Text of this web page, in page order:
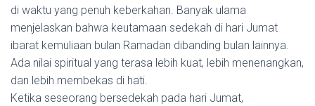
di waktu yang penuh keberkahan. Banyak ulama
menjelaskan bahwa keutamaan sedekah di hari Jumat
ibarat kemuliaan bulan Ramadan dibanding bulan lainnya.
Ada nilai spiritual yang terasa lebih kuat, lebih menenangkan,
dan lebih membekas di hati.
Ketika seseorang bersedekah pada hari Jumat,